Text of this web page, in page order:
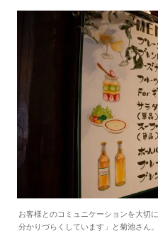
お客様とのコミュニケーションを大切
分かりづらくしています」と菊池さん